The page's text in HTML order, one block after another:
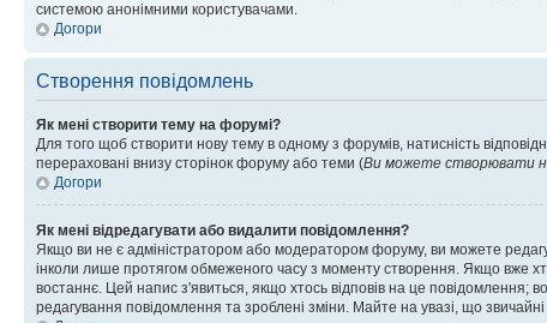
системою анонімними користувачами.
Догори
Створення повідомлень
Як мені створити тему на форумі?
Для того щоб створити нову тему в одному з форумів, натисність
перераховані внизу сторінок форуму або теми (Ви можете створювати
Догори
Як мені відредагувати або видалити повідомлення?
Якщо ви не є адміністратором або модератором форуму, ви можете
інколи лише протягом обмеженого часу з моменту створення. Якщо вже
востаннє. Цей напис з'явиться, якщо хтось відповів на це
редагування повідомлення та зроблені зміни. Майте на увазі, що